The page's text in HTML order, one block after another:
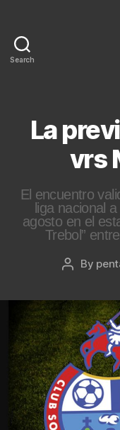
Search
La
vrs
El encuentro
liga nacional
agosto en el
Trebol”
Post
By